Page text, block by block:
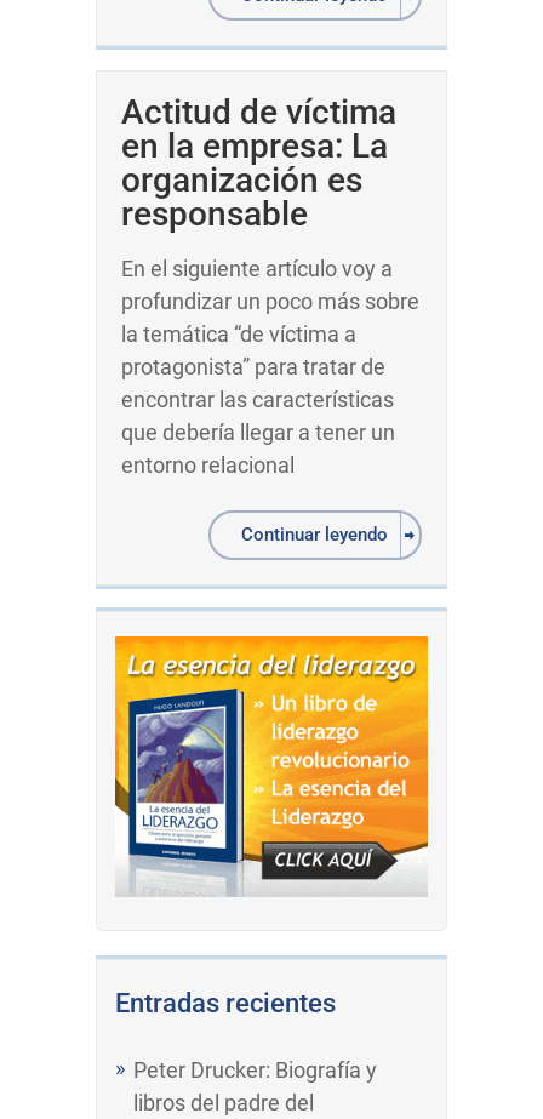
Actitud de víctima
en la empresa: La
organización es
responsable
En el siguiente artículo voy a
profundizar un poco más sobre
la temática “de víctima a
protagonista” para tratar de
encontrar las características
que debería llegar a tener un
entorno relacional
Continuar leyendo
Entradas recientes
Peter Drucker: Biografía y
libros del padre del